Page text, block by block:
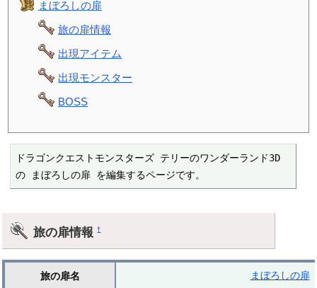
まぼろしの扉
旅の扉情報
出現アイテム
出現モンスター
BOSS
ドラゴンクエストモンスターズ テリーのワンダーランド3D
の まぼろしの扉 を編集するページです。
旅の扉情報†
旅の扉名 まぼろしの扉